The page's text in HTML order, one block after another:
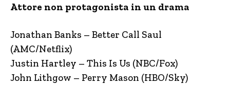
Attore non protagonista in un drama
Jonathan Banks – Better Call Saul
(AMC/Netflix)
Justin Hartley – This Is Us (NBC/Fox)
John Lithgow – Perry Mason (HBO/Sky)